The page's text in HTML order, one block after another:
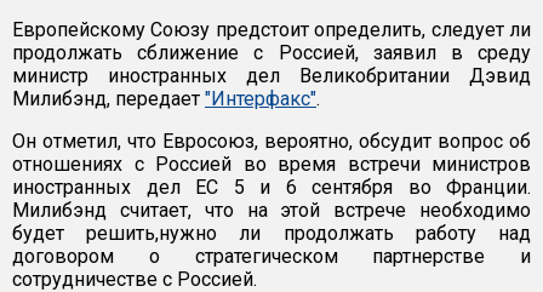
Европейскому Союзу предстоит определить, следует ли
продолжать сближение с Россией, заявил в среду
министр иностранных дел Великобритании Дэвид
Милибэнд, передает "Интерфакс".
Он отметил, что Евросоюз, вероятно, обсудит вопрос об
отношениях с Россией во время встречи министров
иностранных дел ЕС 5 и 6 сентября во Франции.
Милибэнд считает, что на этой встрече необходимо
будет решить,нужно ли продолжать работу над
договором о стратегическом партнерстве и
сотрудничестве с Россией.